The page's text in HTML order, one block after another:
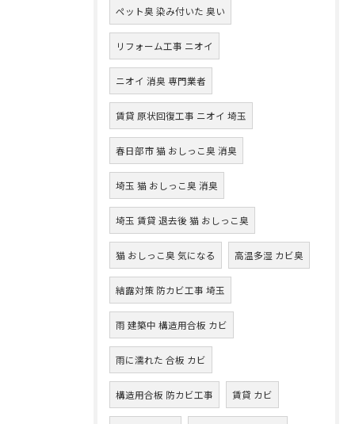
ペット臭 染み付いた 臭い
リフォーム工事 ニオイ
ニオイ 消臭 専門業者
賃貸 原状回復工事 ニオイ 埼玉
春日部市 猫 おしっこ臭 消臭
埼玉 猫 おしっこ臭 消臭
埼玉 賃貸 退去後 猫 おしっこ臭
猫 おしっこ臭 気になる 高温多湿 カビ臭
結露対策 防カビ工事 埼玉
雨 建築中 構造用合板 カビ
雨に濡れた 合板 カビ
構造用合板 防カビ工事 賃貸 カビ